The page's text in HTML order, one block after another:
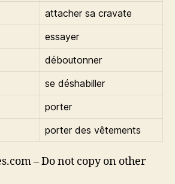
attacher sa cravate
essayer
déboutonner
se déshabiller
porter
porter des vêtements
– Do not copy on other